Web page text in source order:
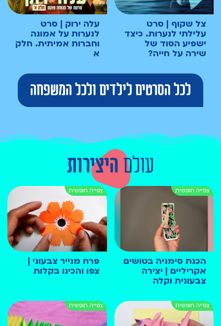
צל שקוף | סרט
עלילתי לנערות. כיצד
ישפיע הסוד של
שירה על חייה?
עלה ירוק | סרט
לנערות על אמונה
וחברות אמיתית. חלק
א
לכל הסרטים לילדים ולכל המשפחה
עולם היצירות
הכנת סימניה בטושים
אקריליים | יצירה
צבעונית וקלה
פרח מנייר צבעוני |
צפו והכינו בקלות